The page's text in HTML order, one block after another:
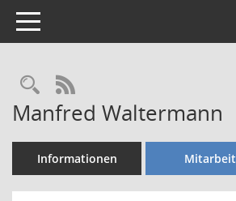
Toggle navigation
Rechercheauswahl
RSS-Feed
Manfred Waltermann
Informationen Mitarbeit